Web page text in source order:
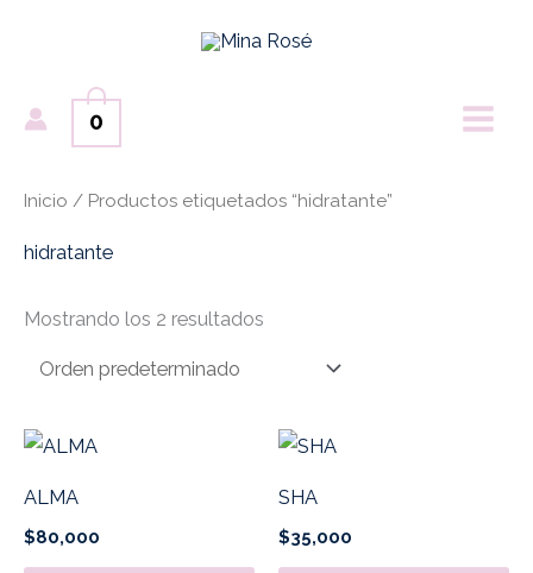
0
Inicio / Productos etiquetados “hidratante”
hidratante
Mostrando los 2 resultados
ALMA
$80,000
SHA
$35,000